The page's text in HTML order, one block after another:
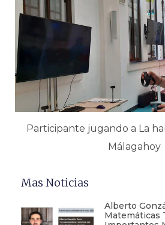
Participante jugando a La
Málagahoy
Mas Noticias
Alberto
Matemáticas